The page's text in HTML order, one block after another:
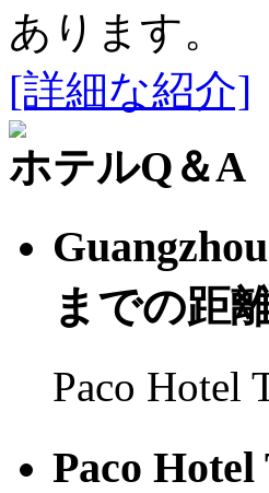
あります。
[詳細な紹介]
ホテルQ＆A
までの距
Paco Hotel
Paco